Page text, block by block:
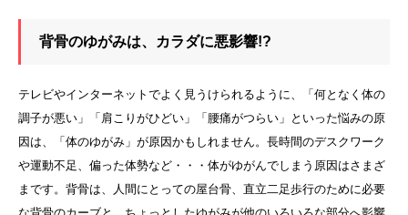
背骨のゆがみは、カラダに悪影響!?
テレビやインターネットでよく見うけられるように、「何となく体の
調子が悪い」「肩こりがひどい」「腰痛がつらい」といった悩みの原
因は、「体のゆがみ」が原因かもしれません。長時間のデスクワーク
や運動不足、偏った体勢など・・・体がゆがんでしまう原因はさまざ
まです。背骨は、人間にとっての屋台骨、直立二足歩行のために必要